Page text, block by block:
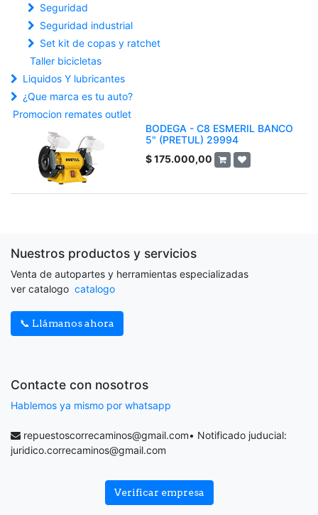
Seguridad
Seguridad industrial
Set kit de copas y ratchet
Taller bicicletas
Liquidos Y lubricantes
¿Que marca es tu auto?
Promocion remates outlet
BODEGA - C8 ESMERIL BANCO
5" (PRETUL) 29994
$175.000,00
Nuestros productos y servicios
Venta de autopartes y herramientas especializadas
ver catalogo catalogo
📞 Llámanos ahora
Contacte con nosotros
Hablemos ya mismo por whatsapp
repuestoscorrecaminos@gmail.com• Notificado juducial:
juridico.correcaminos@gmail.com
Verificar empresa